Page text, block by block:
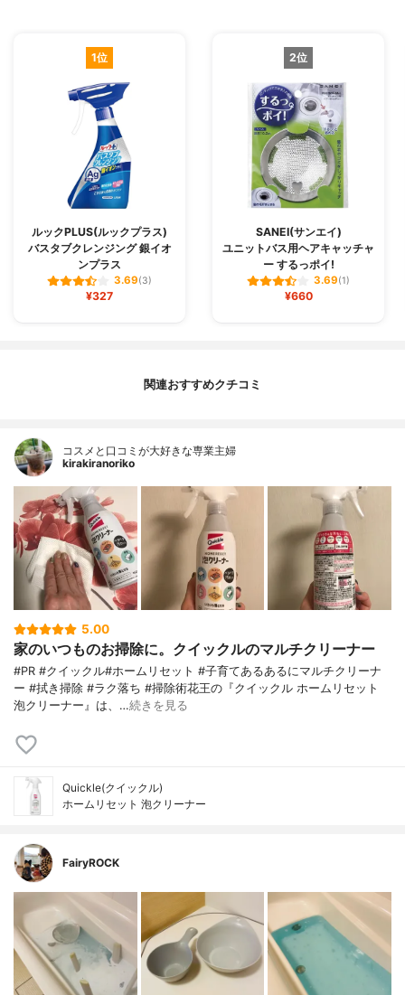
1位
ルックPLUS(ルックプラス)
バスタブクレンジング 銀イオ
ンプラス
3.69(3)
¥327
2位
SANEI(サンエイ)
ユニットバス用ヘアキャッチャ
ー するっポイ!
3.69(1)
¥660
関連おすすめクチコミ
コスメと口コミが大好きな専業主婦
kirakiranoriko
5.00
家のいつものお掃除に。クイックルのマルチクリーナー
#PR #クイックル#ホームリセット #子育てあるあるにマルチクリーナ
ー #拭き掃除 #ラク落ち #掃除術花王の『クイックル ホームリセット
泡クリーナー』は、…続きを見る
Quickle(クイックル)
ホームリセット 泡クリーナー
FairyROCK